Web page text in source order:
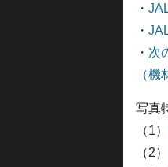
・
・
・ 次
（機
写真
（1）
（2）